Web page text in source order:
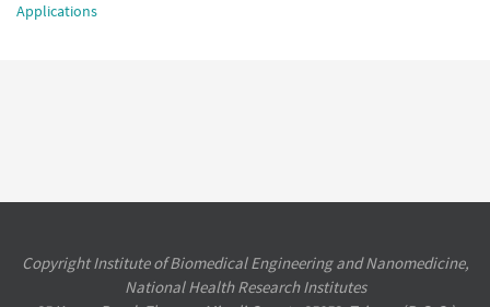
Applications
Copyright Institute of Biomedical Engineering and Nanomedicine,
National Health Research Institutes